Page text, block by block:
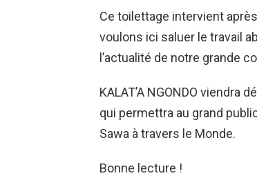
Ce toilettage intervient
voulons ici saluer le travail
l’actualité de notre grande
KALAT’A NGONDO viendra
qui permettra au grand
Sawa à travers le Monde.
Bonne lecture !